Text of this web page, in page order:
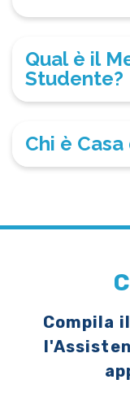
Qual è il
Studente?
Chi è
Compila